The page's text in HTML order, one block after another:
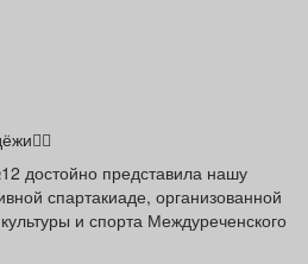
представила нашу
спартакиаде, организованной
и спорта Междуреченского